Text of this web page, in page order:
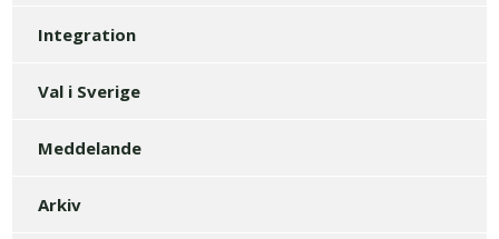
Integration
Val i Sverige
Meddelande
Arkiv